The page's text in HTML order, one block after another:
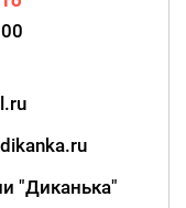
"Диканька"